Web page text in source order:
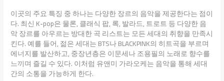
이곳의 주요 특징 중 하나는 다양한 장르의 음악을 제공한다는 점이
다. 최신 K-pop은 물론, 클래식 팝, 록, 발라드, 트로트 등 다양한 음
악 장르를 아우르는 방대한 곡 리스트는 모든 세대의 취향을 만족시
킨다. 예를 들어, 젊은 세대는 BTS나 BLACKPINK의 히트곡을 부르며
에너지를 발산하고, 중장년층은 이문세나 조용필의 노래로 향수를
느끼며 즐길 수 있다. 이처럼 유앤미 가라오케는 음악을 통해 세대
간의 소통을 가능하게 한다.